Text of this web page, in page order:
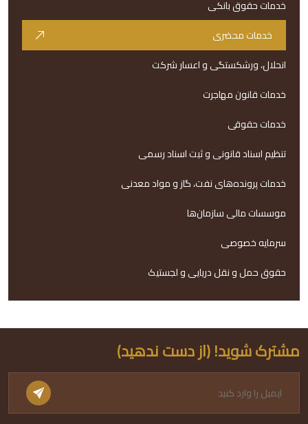
خدمات حقوق بانکی
خدمات محضری
انحلال، ورشکستگی و اعسار شرکت
خدمات قانون مهاجرت
خدمات حقوقی
تنظیم اسناد قانونی و ثبت اسناد رسمی
خدمات پرونده‌های نفت، گاز و مواد معدنی
موسسات مالی سازمان‌ها
سرمایه خصوصی
حقوق حمل و نقل دریایی و لجستیک
مشترک شوید! (از دست ندهید)